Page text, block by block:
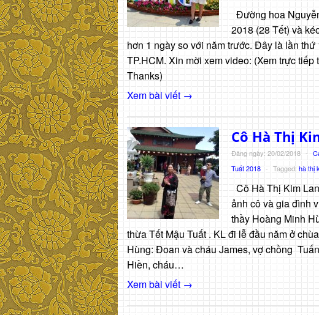
Đường hoa
2018 (28 Tết) và
hơn 1 ngày so với năm trước. Đây là lần
TP.HCM. Xin mời xem video: (Xem trực
Thanks)
Xem bài viết →
Cô Hà Thị
Đăng ngày: 20/02/2018 -
Tuất 2018 - Tagged: hà thị
Cô Hà Thị Kim
ảnh cô và gia đình
thầy Hoàng Minh
thừa Tết Mậu Tuất . KL đi lễ đầu năm ở
Hùng: Đoan và cháu James, vợ chồng
Hiền, cháu…
Xem bài viết →